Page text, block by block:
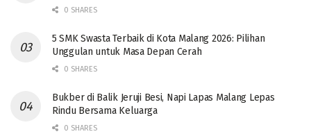
0 SHARES
5 SMK Swasta Terbaik di Kota Malang 2026: Pilihan
Unggulan untuk Masa Depan Cerah
0 SHARES
Bukber di Balik Jeruji Besi, Napi Lapas Malang Lepas
Rindu Bersama Keluarga
0 SHARES